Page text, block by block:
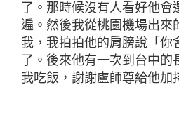
了。那時候沒有人看好他
遍。然後我從桃園機場出來
我，我拍拍他的肩膀說「你
了。後來他有一次到台中
我吃飯，謝謝盧師尊給他加